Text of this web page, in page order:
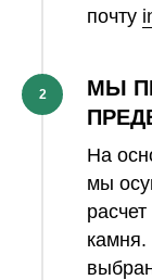
почту
2
МЫ
На
мы
камня.